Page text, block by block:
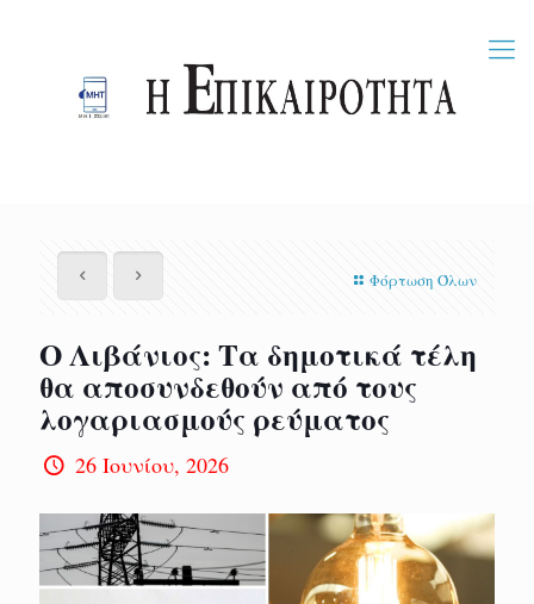
Φόρτωση Όλων
Ο Λιβάνιος: Τα δημοτικά τέλη
θα αποσυνδεθούν από τους
λογαριασμούς ρεύματος
26 Ιουνίου, 2026